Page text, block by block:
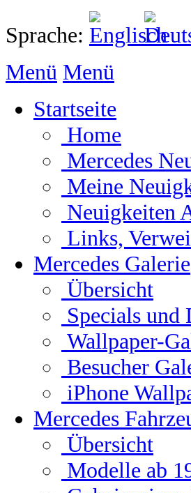
Sprache:
Menü Menü
Startseite
Home
Mercedes
Meine
Neuigkeiten
Links,
Mercedes Galerie
Übersicht
Specials und
Wallpaper-
Besucher
iPhone
Mercedes
Übersicht
Modelle ab